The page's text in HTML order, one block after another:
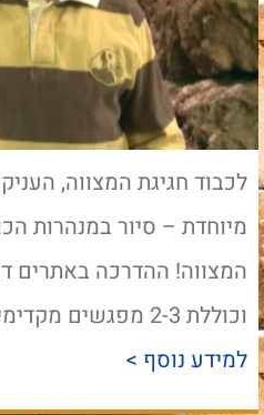
לכבוד חגיגת המצווה,
מיוחדת – סיור במנהרות
המצווה! ההדרכה באתרים
וכוללת 2-3 מפגשים מקדימים עם חונך.
למידע נוסף >